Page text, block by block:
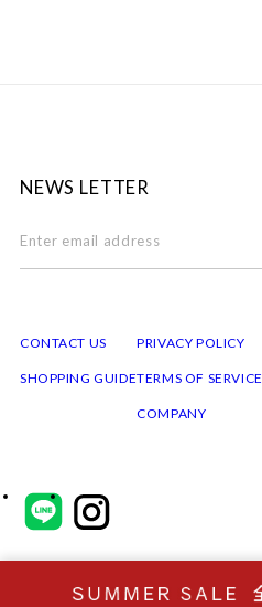
NEWS LETTER
CONTACT US
SHOPPING GUIDE
PRIVACY POLICY
TERMS OF SERVICE
COMPANY